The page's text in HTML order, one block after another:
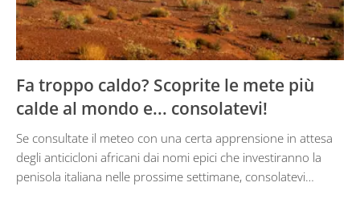
Fa troppo caldo? Scoprite le mete più
calde al mondo e... consolatevi!
Se consultate il meteo con una certa apprensione in attesa
degli anticicloni africani dai nomi epici che investiranno la
penisola italiana nelle prossime settimane, consolatevi…